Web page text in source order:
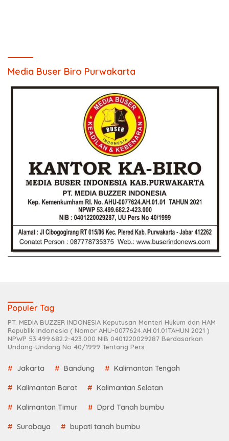
Media Buser Biro Purwakarta
Populer Tag
PT. MEDIA BUZZER INDONESIA Keputusan Menteri Hukum dan HAM
Republik Indonesia ( Nomor AHU-0077624.AH.01.01TAHUN 2021 )
NPWP 53.499.682.2-423.000 NIB 0401220029287 Berdasarkan
Undang-Undang No 40/1999 Tentang Pers
Jakarta Bandung Kalimantan Tengah
Kalimantan Barat Kalimantan Selatan
Kalimantan Timur Dprd Tanah bumbu
Surabaya bupati tanah bumbu